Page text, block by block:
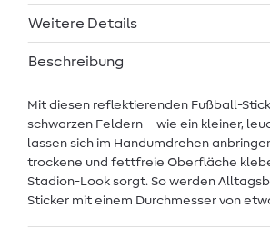
Weitere Details
Beschreibung
Mit diesen reflektierenden Fußball-
schwarzen Feldern – wie ein kleiner,
lassen sich im Handumdrehen
trockene und fettfreie Oberfläche
Stadion-Look sorgt. So werden
Sticker mit einem Durchmesser von